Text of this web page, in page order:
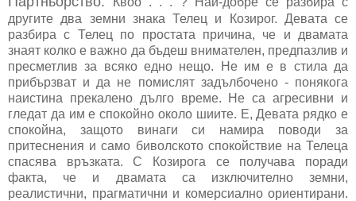
другите два земни знака Телец и Козирог. Девата се
разбира с Телец по простата причина, че и двамата
знаят колко е важно да бъдеш внимателен, предпазлив и
пресметлив за всяко едно нещо. Не им е в стила да
прибързват и да не помислят задълбочено - понякога
наистина прекалено дълго време. Не са агресивни и
гледат да им е спокойно около шиите. Е, Девата рядко е
спокойна, защото винаги си намира поводи за
притеснения и само биволското спокойствие на Телеца
спасява връзката. С Козирога се получава поради
факта, че и двамата са изключително земни,
реалистични, прагматични и комерсиално ориентирани.